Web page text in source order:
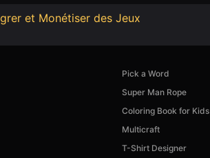
et Monétiser des Jeux
Pick a Word
Super Man Rope
Coloring Book for Kids
Multicraft
T-Shirt Designer